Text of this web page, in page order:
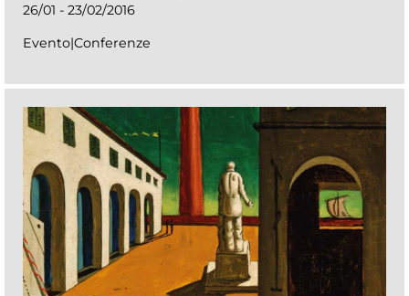
26/01 - 23/02/2016
Evento|Conferenze